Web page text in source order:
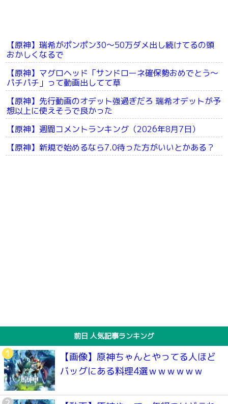
【原神】瑞希がポンポン30～50万ダメ出し続けてるの頭
おかしくなるで
【原神】マグロヘッド「サンドローネ確保勢おめでとう～
パチパチ」って動画出してて草
【原神】先行動画のオデット強過ぎだろ 瑞希オデットが予
想以上に使えそうで良かった
【原神】週間コメントランキング（2026年8月7日）
【原神】新規で始めるなら7.0待った方がいいとかある？
前日 人気記事ランキング
【画像】原神ちゃんとやってる人ほど
バッグにある料理4選ｗｗｗｗｗｗ